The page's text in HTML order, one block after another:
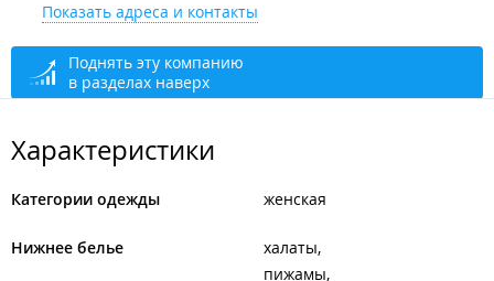
+7 950 280-00-07
закрыто, откроется через 3 мин.
Показать адреса и контакты
Поднять эту компанию
в разделах наверх
Характеристики
Категории одежды женская
Нижнее белье
халаты
пижамы